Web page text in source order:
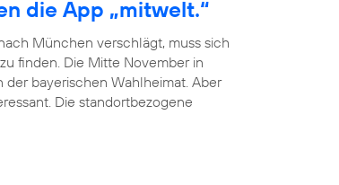
die App „mitwelt.“
München verschlägt, muss sich
finden. Die Mitte November in
bayerischen Wahlheimat. Aber
Die standortbezogene